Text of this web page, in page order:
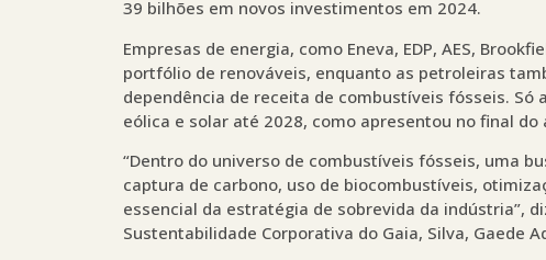
39 bilhões em novos investimentos em 2024.
Empresas de energia, como Eneva, EDP, AES,
portfólio de renováveis, enquanto as petroleiras
dependência de receita de combustíveis fósseis.
eólica e solar até 2028, como apresentou no final do
“Dentro do universo de combustíveis fósseis, uma
captura de carbono, uso de biocombustíveis,
essencial da estratégia de sobrevida da indústria”,
Sustentabilidade Corporativa do Gaia, Silva, Gaede